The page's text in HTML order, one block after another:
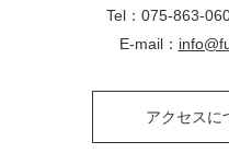
Tel：075-863-
E-mail：
アクセスに